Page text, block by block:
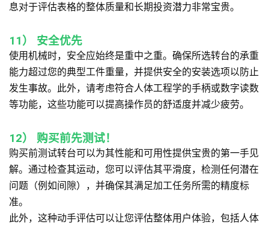
息对于评估表格的整体质量和长期投资潜力非常宝贵。
11） 安全优先
使用机械时，安全应始终是重中之重。确保所选转台的承重
能力超过您的典型工件重量，并提供安全的安装选项以防止
发生事故。此外，请考虑符合人体工程学的手柄或数字读数
等功能，这些功能可以提高操作员的舒适度并减少疲劳。
12） 购买前先测试！
购买前测试转台可以为其性能和可用性提供宝贵的第一手见
解。通过检查其运动，您可以评估其平滑度，检测任何潜在
问题（例如间隙），并确保其满足加工任务所需的精度标
准。
此外，这种动手评估可以让您评估整体用户体验，包括人体